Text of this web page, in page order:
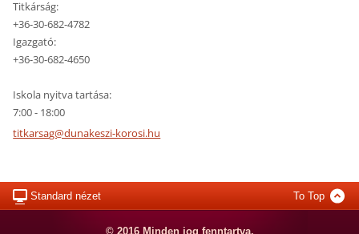
Titkárság:
+36-30-682-4782
Igazgató:
+36-30-682-4650
Iskola nyitva tartása:
7:00 - 18:00
titkarsag@dunakeszi-korosi.hu
Standard nézet To Top
© 2016 Minden jog fenntartva.